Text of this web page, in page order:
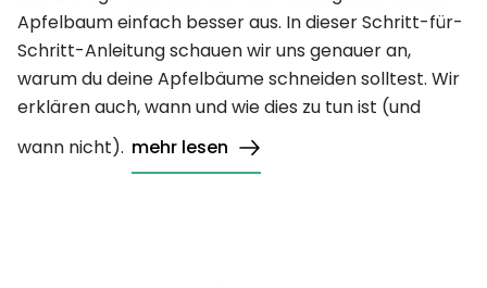
Apfelbaum einfach besser aus. In dieser Schritt-für-
Schritt-Anleitung schauen wir uns genauer an,
warum du deine Apfelbäume schneiden solltest. Wir
erklären auch, wann und wie dies zu tun ist (und
wann nicht). mehr lesen